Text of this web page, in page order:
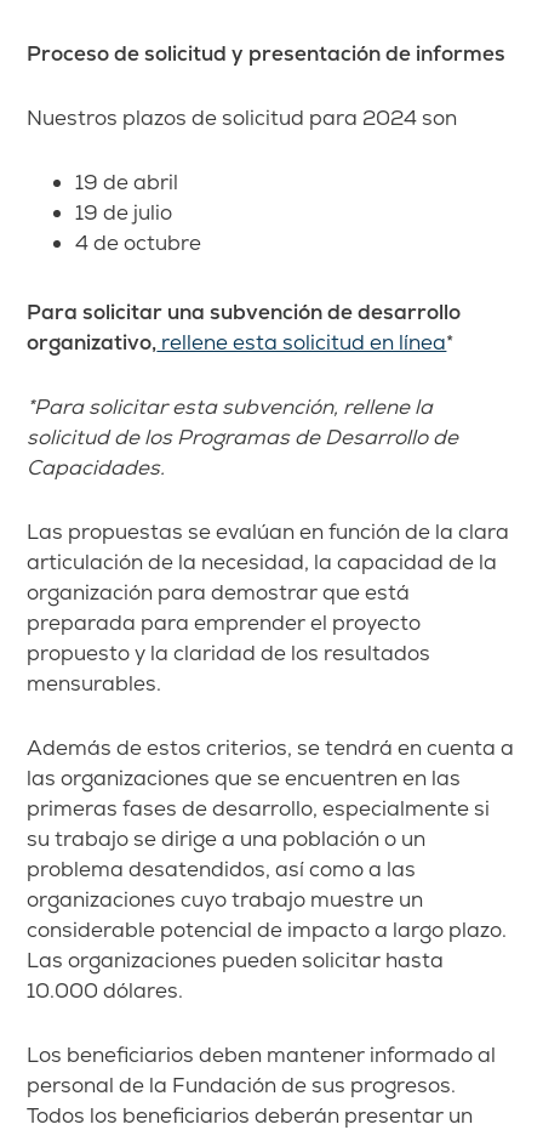
Proceso de solicitud y presentación de informes
Nuestros plazos de solicitud para 2024 son
19 de abril
19 de julio
4 de octubre
Para solicitar una subvención de desarrollo
organizativo, rellene esta solicitud en línea*
*Para solicitar esta subvención, rellene la
solicitud de los Programas de Desarrollo de
Capacidades.
Las propuestas se evalúan en función de la clara
articulación de la necesidad, la capacidad de la
organización para demostrar que está
preparada para emprender el proyecto
propuesto y la claridad de los resultados
mensurables.
Además de estos criterios, se tendrá en cuenta a
las organizaciones que se encuentren en las
primeras fases de desarrollo, especialmente si
su trabajo se dirige a una población o un
problema desatendidos, así como a las
organizaciones cuyo trabajo muestre un
considerable potencial de impacto a largo plazo.
Las organizaciones pueden solicitar hasta
10.000 dólares.
Los beneficiarios deben mantener informado al
personal de la Fundación de sus progresos.
Todos los beneficiarios deberán presentar un